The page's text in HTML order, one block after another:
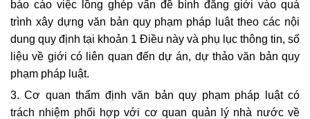
báo cáo việc lồng ghép vấn đề bình đẳng giới vào quá
trình xây dựng văn bản quy phạm pháp luật theo các nội
dung quy định tại khoản 1 Điều này và phụ lục thông tin, số
liệu về giới có liên quan đến dự án, dự thảo văn bản quy
phạm pháp luật.
3. Cơ quan thẩm định văn bản quy phạm pháp luật có
trách nhiệm phối hợp với cơ quan quản lý nhà nước về